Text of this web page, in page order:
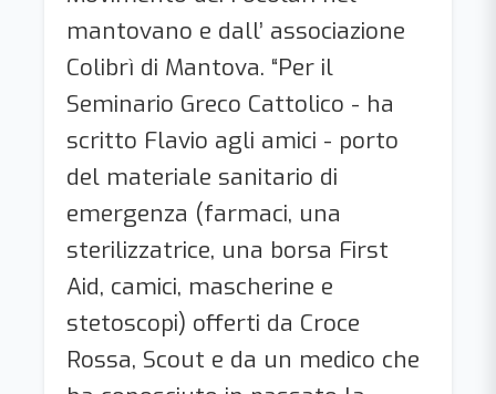
mantovano e dall’ associazione
Colibrì di Mantova. “Per il
Seminario Greco Cattolico - ha
scritto Flavio agli amici - porto
del materiale sanitario di
emergenza (farmaci, una
sterilizzatrice, una borsa First
Aid, camici, mascherine e
stetoscopi) offerti da Croce
Rossa, Scout e da un medico che